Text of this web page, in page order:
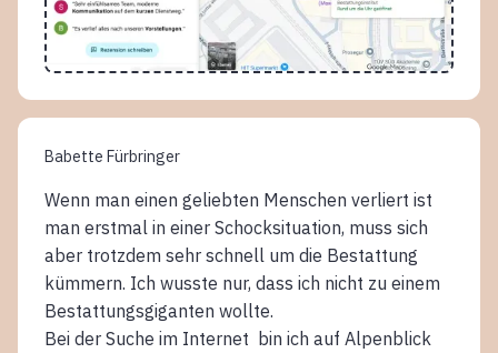
Babette Fürbringer
Wenn man einen geliebten Menschen verliert ist
man erstmal in einer Schocksituation, muss sich
aber trotzdem sehr schnell um die Bestattung
kümmern. Ich wusste nur, dass ich nicht zu einem
Bestattungsgiganten wollte.
Bei der Suche im Internet bin ich auf Alpenblick